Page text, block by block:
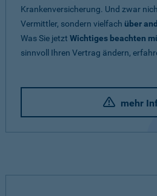
Krankenversicherung. Und zwar
Vermittler, sondern vielfach über
Was Sie jetzt Wichtiges beachten
sinnvoll Ihren Vertrag ändern,
mehr